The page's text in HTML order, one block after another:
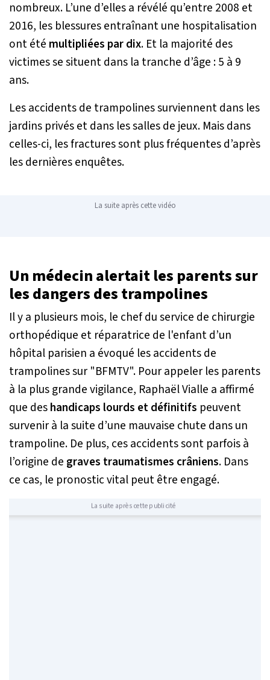
nombreux. L’une d’elles a révélé qu’entre 2008 et
2016, les blessures entraînant une hospitalisation
ont été multipliées par dix. Et la majorité des
victimes se situent dans la tranche d’âge : 5 à 9
ans.
Les accidents de trampolines surviennent dans les
jardins privés et dans les salles de jeux. Mais dans
celles-ci, les fractures sont plus fréquentes d’après
les dernières enquêtes.
La suite après cette vidéo
Un médecin alertait les parents sur
les dangers des trampolines
Il y a plusieurs mois, le chef du service de chirurgie
orthopédique et réparatrice de l'enfant d’un
hôpital parisien a évoqué les accidents de
trampolines sur "BFMTV". Pour appeler les parents
à la plus grande vigilance, Raphaël Vialle a affirmé
que deshandicaps lourds et définitifs peuvent
survenir à la suite d’une mauvaise chute dans un
trampoline. De plus, ces accidents sont parfois à
l’origine de graves traumatismes crâniens. Dans
ce cas, le pronostic vital peut être engagé.
La suite après cette publicité